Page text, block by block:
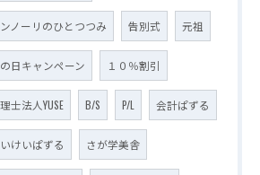
ノーリのひとつつみ 告別式 元祖
日キャンペーン １０％割引
士法人YUSE B/S P/L 会計ぱずる
けいぱずる さが学美舎